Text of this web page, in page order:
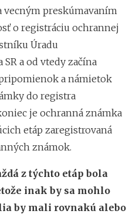
vecným preskúmavaním
o registráciu ochrannej
Úradu
a od vtedy začína
a námietok
do registra
je ochranná známka
etáp zaregistrovaná
známok.
z týchto etáp bola
inak by sa mohlo
by mali rovnakú alebo